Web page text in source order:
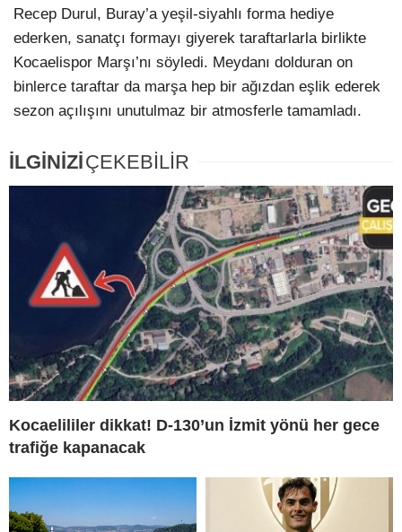
Recep Durul, Buray’a yeşil-siyahlı forma hediye
ederken, sanatçı formayı giyerek taraftarlarla birlikte
Kocaelispor Marşı’nı söyledi. Meydanı dolduran on
binlerce taraftar da marşa hep bir ağızdan eşlik ederek
sezon açılışını unutulmaz bir atmosferle tamamladı.
İLGİNİZİÇEKEBİLİR
Kocaelililer dikkat! D-130’un İzmit yönü her gece
trafiğe kapanacak